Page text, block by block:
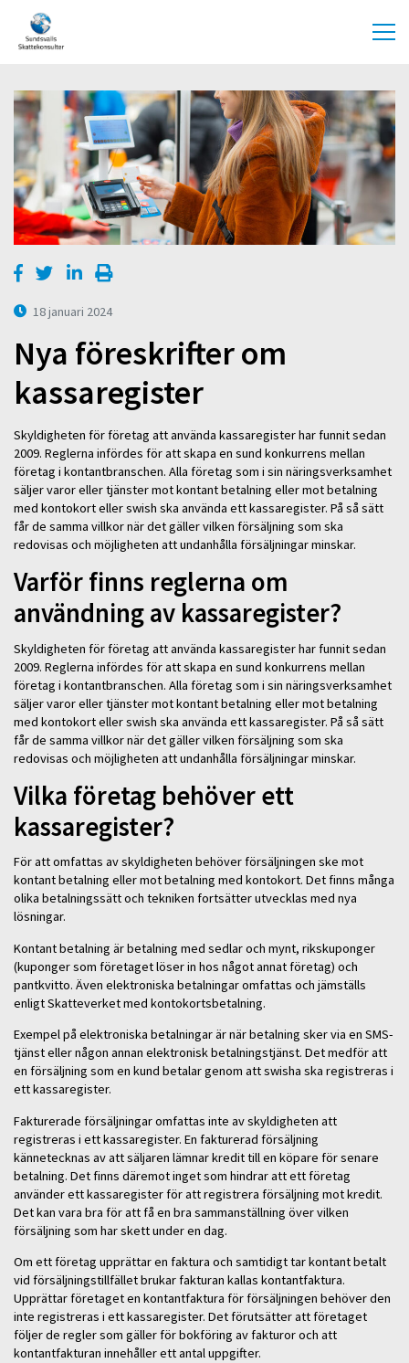
18 januari 2024
Nya föreskrifter om
kassaregister
Skyldigheten för företag att använda kassaregister har funnit sedan
2009. Reglerna infördes för att skapa en sund konkurrens mellan
företag i kontantbranschen. Alla företag som i sin näringsverksamhet
säljer varor eller tjänster mot kontant betalning eller mot betalning
med kontokort eller swish ska använda ett kassaregister. På så sätt
får de samma villkor när det gäller vilken försäljning som ska
redovisas och möjligheten att undanhålla försäljningar minskar.
Varför finns reglerna om
användning av kassaregister?
Skyldigheten för företag att använda kassaregister har funnit sedan
2009. Reglerna infördes för att skapa en sund konkurrens mellan
företag i kontantbranschen. Alla företag som i sin näringsverksamhet
säljer varor eller tjänster mot kontant betalning eller mot betalning
med kontokort eller swish ska använda ett kassaregister. På så sätt
får de samma villkor när det gäller vilken försäljning som ska
redovisas och möjligheten att undanhålla försäljningar minskar.
Vilka företag behöver ett
kassaregister?
För att omfattas av skyldigheten behöver försäljningen ske mot
kontant betalning eller mot betalning med kontokort. Det finns många
olika betalningssätt och tekniken fortsätter utvecklas med nya
lösningar.
Kontant betalning är betalning med sedlar och mynt, rikskuponger
(kuponger som företaget löser in hos något annat företag) och
pantkvitto. Även elektroniska betalningar omfattas och jämställs
enligt Skatteverket med kontokortsbetalning.
Exempel på elektroniska betalningar är när betalning sker via en SMS-
tjänst eller någon annan elektronisk betalningstjänst. Det medför att
en försäljning som en kund betalar genom att swisha ska registreras i
ett kassaregister.
Fakturerade försäljningar omfattas inte av skyldigheten att
registreras i ett kassaregister. En fakturerad försäljning
kännetecknas av att säljaren lämnar kredit till en köpare för senare
betalning. Det finns däremot inget som hindrar att ett företag
använder ett kassaregister för att registrera försäljning mot kredit.
Det kan vara bra för att få en bra sammanställning över vilken
försäljning som har skett under en dag.
Om ett företag upprättar en faktura och samtidigt tar kontant betalt
vid försäljningstillfället brukar fakturan kallas kontantfaktura.
Upprättar företaget en kontantfaktura för försäljningen behöver den
inte registreras i ett kassaregister. Det förutsätter att företaget
följer de regler som gäller för bokföring av fakturor och att
kontantfakturan innehåller ett antal uppgifter.